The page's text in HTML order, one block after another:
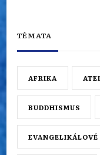
TÉMATA
AFRIKA
BUDDHISMUS
EVANGELIKÁLOVÉ